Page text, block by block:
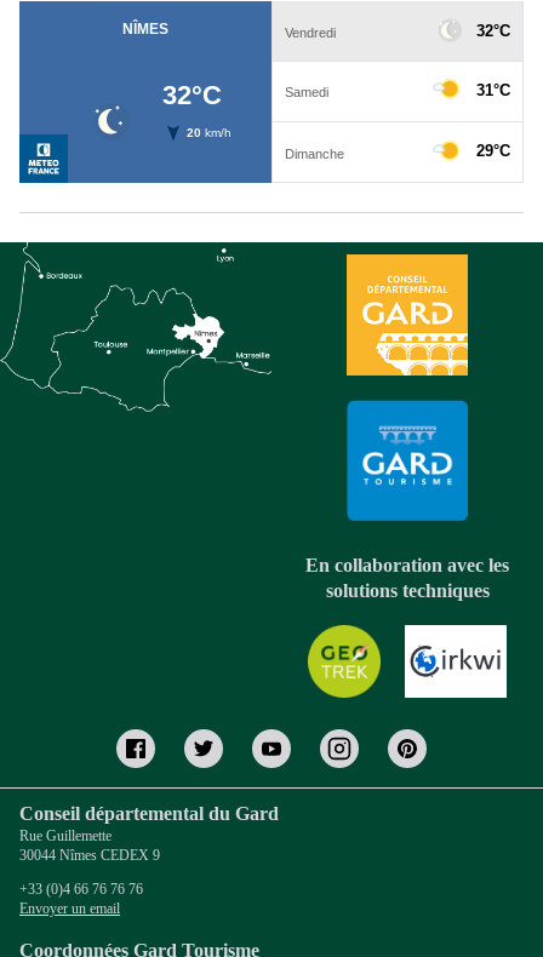
En collaboration avec les
solutions techniques
Conseil départemental du Gard
Rue Guillemette
30044 Nîmes CEDEX 9
+33 (0)4 66 76 76 76
Envoyer un email
Coordonnées Gard Tourisme